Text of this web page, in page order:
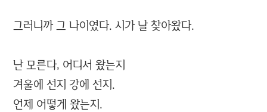
그러니까 그 나이였다. 시가 날 찾아왔다.
난 모른다, 어디서 왔는지
겨울에 선지 강에 선지.
언제 어떻게 왔는지.